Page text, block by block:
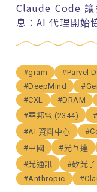
Claude Code
息：AI 代理開始
#gram #Parvel
#DeepMind
#CXL
#DRAM
#華邦電 (2344)
#AI 資料中心
#中國
#光互連
#光通訊
#矽光子
#Anthropic